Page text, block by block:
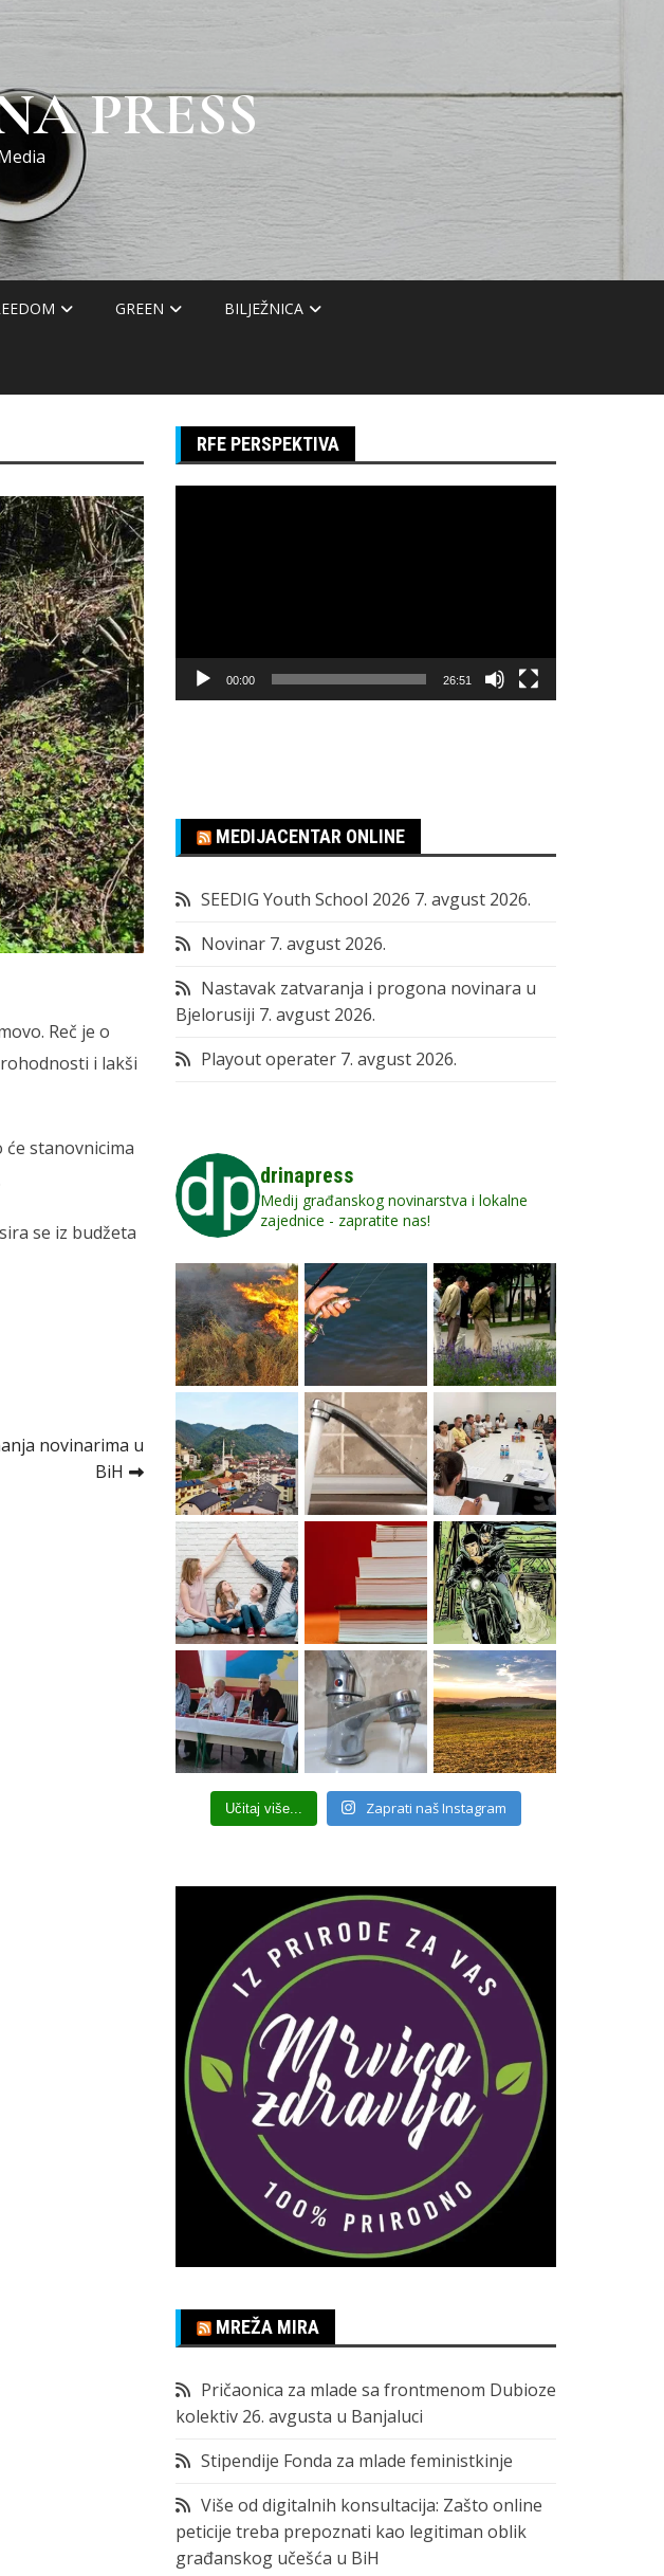
PRESS
GREEN BILJEŽNICA
Reč je o
i lakši
stanovnicima
se iz budžeta
novinarima u
BiH
RFE PERSPEKTIVA
00:00 26:51
MEDIJACENTAR ONLINE
SEEDIG Youth School 2026 7. avgust 2026.
Novinar 7. avgust 2026.
Nastavak zatvaranja i progona novinara u
Bjelorusiji 7. avgust 2026.
Playout operater 7. avgust 2026.
drinapress
Medij građanskog novinarstva i lokalne
zajednice - zapratite nas!
Učitaj više... Zaprati naš Instagram
MREŽA MIRA
Pričaonica za mlade sa frontmenom Dubioze
kolektiv 26. avgusta u Banjaluci
Stipendije Fonda za mlade feministkinje
Više od digitalnih konsultacija: Zašto online
peticije treba prepoznati kao legitiman oblik
građanskog učešća u BiH